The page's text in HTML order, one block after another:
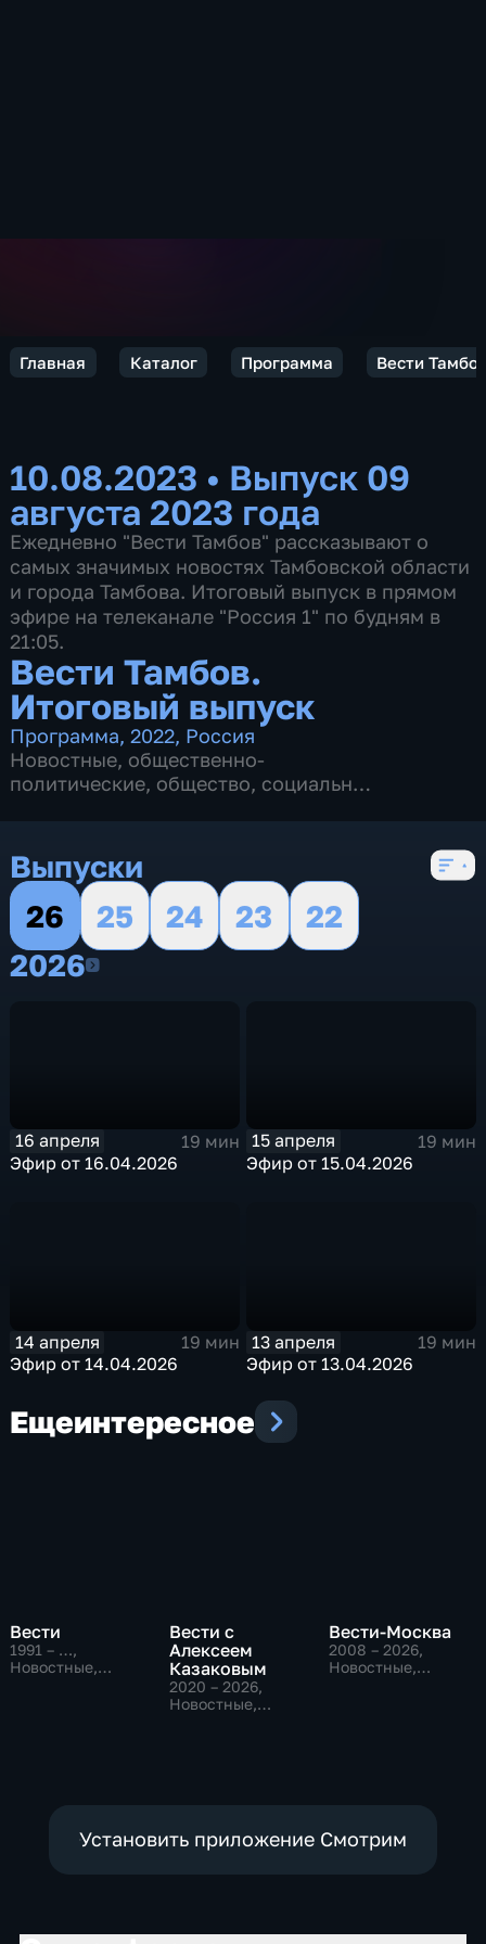
Главная Каталог Программа Вести
10.08.2023 • Выпуск 09
августа 2023 года
Ежедневно "Вести Тамбов" рассказывают о
самых значимых новостях Тамбовской области
и города Тамбова. Итоговый выпуск в прямом
эфире на телеканале "Россия 1" по будням в
21:05.
Вести Тамбов.
Итоговый выпуск
Программа,2022, Россия
Новостные, общественно-
политические, общество, социально-
Выпуски
26
25 24 23
22
20262026
16 апреля
19 мин
Эфир от 16.04.2026
15 апреля
19 мин
Эфир от 15.04.2026
14 апреля
19 мин
Эфир от 14.04.2026
13 апреля
19 мин
Эфир от 13.04.2026
Ещеинтересное
Вести
1991 – …,
Новостные,
Вести с
Алексеем
Казаковым
2020 – 2026,
Новостные,
Вести-Москва
2008 – 2026,
Новостные,
Установить приложение Смотрим